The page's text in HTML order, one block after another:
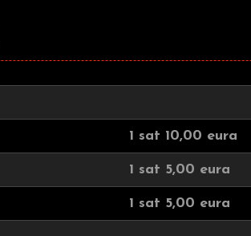
1 sat 10,00 eura
1 sat 5,00 eura
1 sat 5,00 eura